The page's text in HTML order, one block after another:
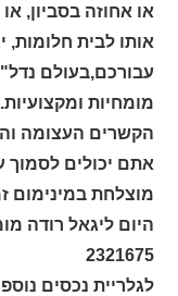
או אחוזה בסביון,
אותו לבית חלומות,
עבורכם,בעולם
מומחיות
הקשרים העצומה
אתם יכולים לסמוך
מוצלחת במינימום
2321675
לגלריית נכסים